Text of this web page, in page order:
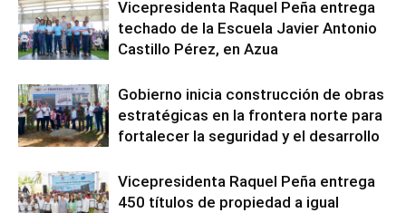
Vicepresidenta Raquel Peña entrega
techado de la Escuela Javier Antonio
Castillo Pérez, en Azua
Gobierno inicia construcción de obras
estratégicas en la frontera norte para
fortalecer la seguridad y el desarrollo
Vicepresidenta Raquel Peña entrega
450 títulos de propiedad a igual